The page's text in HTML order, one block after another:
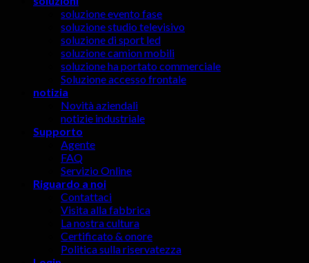
soluzione evento fase
soluzione studio televisivo
soluzione di sport led
soluzione camion mobili
soluzione ha portato commerciale
Soluzione accesso frontale
notizia
Novità aziendali
notizie industriale
Supporto
Agente
FAQ
Servizio Online
Riguardo a noi
Contattaci
Visita alla fabbrica
La nostra cultura
Certificato & onore
Politica sulla riservatezza